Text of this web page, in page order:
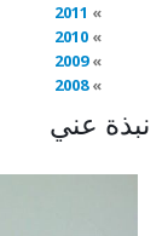
2011
2010
2009
2008
نبذة عني